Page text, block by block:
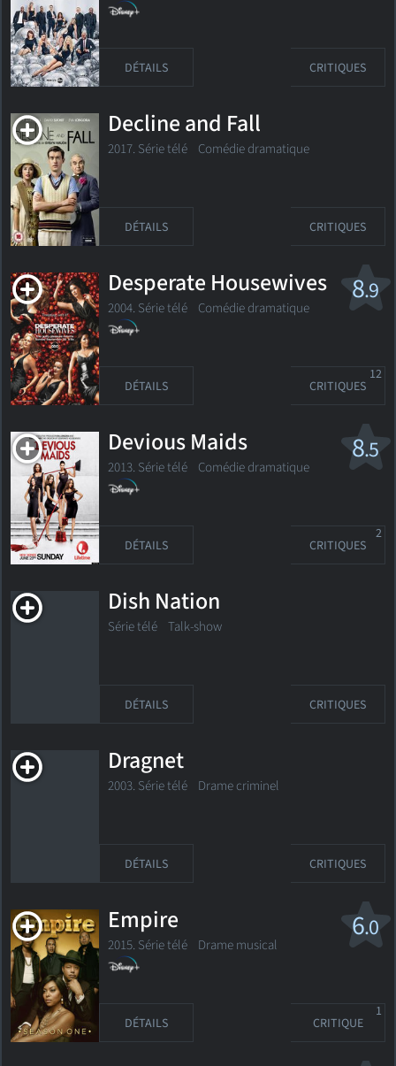
DÉTAILS CRITIQUES
Decline and Fall
2017. Série télé Comédie dramatique
DÉTAILS CRITIQUES
8.9
Desperate Housewives
2004. Série télé Comédie dramatique
DÉTAILS CRITIQUES
12
8.5
Devious Maids
2013. Série télé Comédie dramatique
DÉTAILS CRITIQUES
2
Dish Nation
Série télé Talk-show
DÉTAILS CRITIQUES
Dragnet
2003. Série télé Drame criminel
DÉTAILS CRITIQUES
6.0
Empire
2015. Série télé Drame musical
DÉTAILS CRITIQUE
1